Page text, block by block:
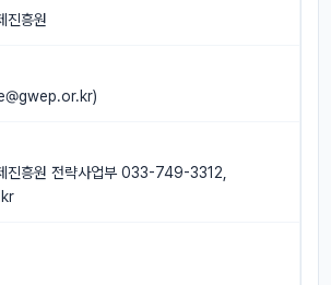
진흥원
)
진흥원 전략사업부 033-749-3312,